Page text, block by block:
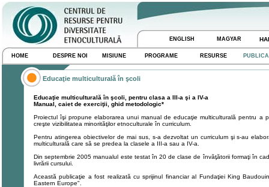
ENGLISH MAGYAR
HOME DESPRE NOI MISIUNE PROGRAME RESURSE
Educaţie multiculturală în şcoli
Educaţie multiculturală în şcoli, pentru clasa a III-a şi a IV-a
Manual, caiet de exerciţii, ghid metodologic*
Proiectul îşi propune elaborarea unui manual de educaţie multiculturală pentru a
creşte vizibilitatea minorităţilor etnoculturale în curriculum.
Pentru atingerea obiectivelor de mai sus, s-a dezvoltat un curriculum şi s-au
multiculturală care să se predea la clasele a III-a sau a IV-a.
Din septembrie 2005 manualul este testat în 20 de clase de învăţătorii formaţi în
livrării cursului.
Această publicaţie a fost realizată cu sprijinul financiar al Fundaţiei King
Eastern Europe".